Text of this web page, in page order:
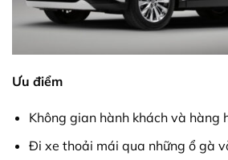
Ưu điểm
Không gian hành khách và hàng
Đi xe thoải mái qua những ổ gà